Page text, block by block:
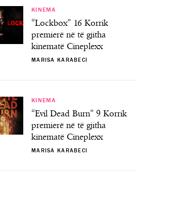
KINEMA
“Lockbox” 16 Korrik
premierë në të gjitha
kinematë Cineplexx
MARISA KARABECI
KINEMA
“Evil Dead Burn” 9 Korrik
premierë në të gjitha
kinematë Cineplexx
MARISA KARABECI